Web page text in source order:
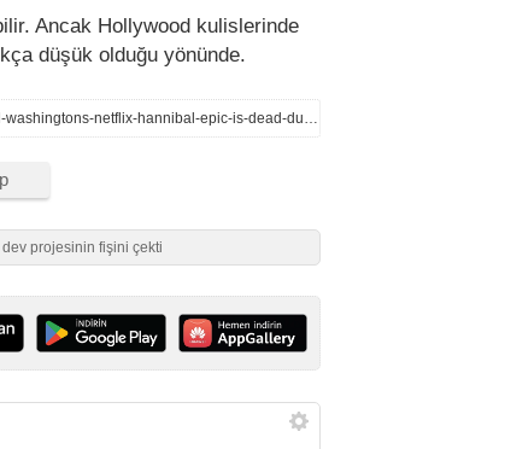
Ancak Hollywood kulislerinde
düşük olduğu yönünde.
https://www.worldofreel.com/blog/2026/7/5/antoine-fuqua-and-denzel-washingtons-netflix-hannibal-epic-is-dead-due-to-200m-budget-concerns
projesinin fişini çekti